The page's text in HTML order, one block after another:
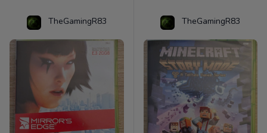
TheGamingR83 TheGamingR83